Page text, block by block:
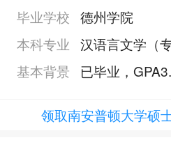
毕业学校 德州学院
本科专业 汉语言文学（
基本背景
已毕业，
领取南安普顿大学硕